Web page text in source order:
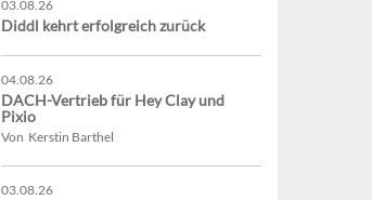
03.08.26
Diddl kehrt erfolgreich zurück
04.08.26
DACH-Vertrieb für Hey Clay und
Pixio
Von Kerstin Barthel
03.08.26